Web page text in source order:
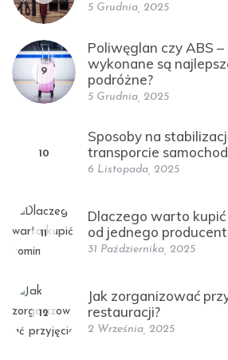
5 Grudnia, 2025
9
Poliwęglan czy ABS –
wykonane są
podróżne?
5 Grudnia, 2025
10
Sposoby na
transporcie
6 Listopada, 2025
11
Dlaczego warto
od jednego
31 Października, 2025
12
Jak zorganizować
restauracji?
2 Września, 2025